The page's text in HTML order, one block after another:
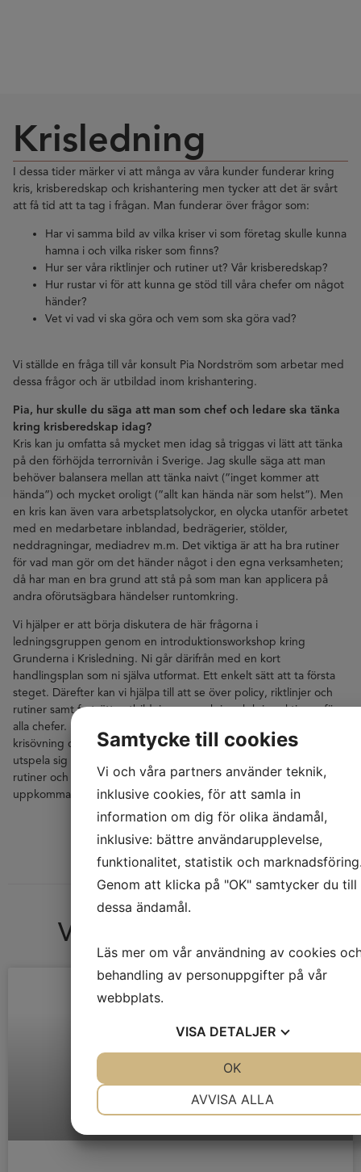
Krisledning
I dessa tider märker vi att många av våra kunder funderar kring
kris, krisberedskap och krishantering men tycker att det är svårt
att få tid att ta tag i frågan. Man funderar över frågor som:
Har vi samma bild av vilka kriser vi som företag skulle kunna
hamna i och vilka risker som finns?
Hur ser våra riktlinjer och rutiner ut? Vår krisberedskap?
Hur rustar vi för att kunna ge stöd till våra chefer om något
händer?
Vet vi vad vi ska göra och vem som ska göra vad?
Vi ställde en fråga till vår konsult Pia Nordström som arbetar med
dessa frågor och är utbildad inom krishantering.
Pia, hur skulle du säga att man som chef och ledare ska tänka
kring krisberedskap idag?
Kris kan ju omfatta så mycket men idag så triggas vi lätt att tänka
på den förhöjda terrornivån i Sverige. Jag skulle säga att man
behöver balansera mellan att tänka naivt (”inget kommer att
hända”) och mycket oroligt (”allt kan hända när som helst”). Men
en kris kan även vara arbetsplatsolyckor, en olycka utanför arbetet
med en medarbetare inblandad, bedrägerier, stölder,
neddragningar, mediadrev m.m. Det viktiga är att ha bra rutiner
för vad man gör om det händer något i den egna verksamheten;
då har man en bra grund att stå på som man kan applicera på
andra oförutsägbara händelser runtomkring.
Vi hjälper er att börja diskutera de här frågorna i
ledningsgruppen genom en introduktionsworkshop kring
Grunderna i Krisledning. Ni går därifrån med en kort
handlingsplan som ni själva utformat. Ett enkelt sätt att ta första
steget. Därefter kan vi hjälpa till att se över policy, riktlinjer och
rutiner samt fortsätta utbildningen om kris och krisreaktioner för
alla chefer. Det bästa lärandet är att praktiskt genomföra en
krisövning där ni ställs inför att lösa ett case som skulle kunna
utspela sig i er organisation. Här provtrycker vi roller, mandat,
rutiner och synliggör även de mänskliga reaktionerna som kan
uppkomma.
Våra senaste nyheter
Samtycke till cookies
Vi och våra partners använder teknik,
inklusive cookies, för att samla in
information om dig för olika ändamål,
inklusive: bättre användarupplevelse,
funktionalitet, statistik och
Genom att klicka på "OK" samtycker du till
dessa ändamål.
Läs mer om vår användning av cookies
behandling av personuppgifter på vår
webbplats.
VISA DETALJER
AVVISA ALLA
OK